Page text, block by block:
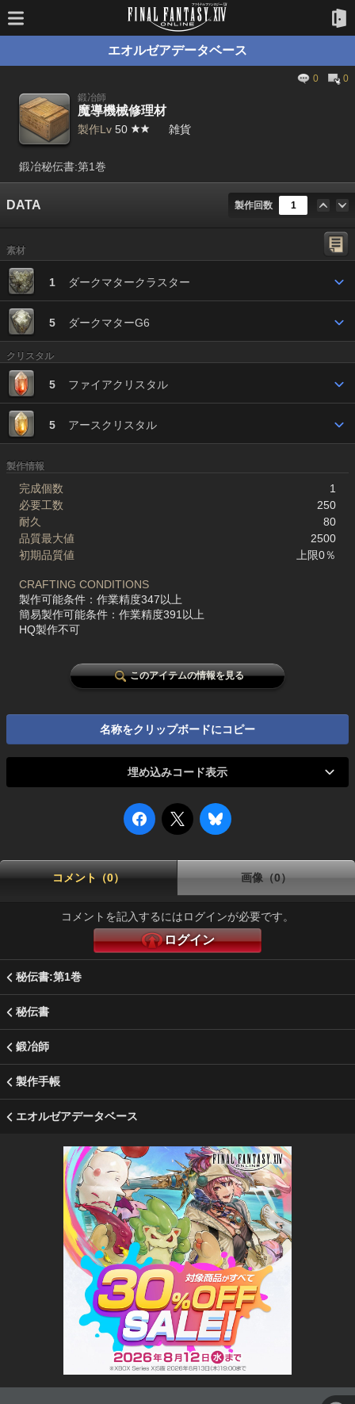
エオルゼアデータベース
0
0
鍛冶師
魔導機械修理材
製作Lv 50 雑貨
鍛冶秘伝書:第1巻
DATA 製作回数
素材
1 ダークマタークラスター
5 ダークマターG6
クリスタル
5 ファイアクリスタル
5 アースクリスタル
製作情報
完成個数
1
必要工数
250
耐久
80
品質最大値
2500
初期品質値
上限0％
CRAFTING CONDITIONS
製作可能条件：作業精度347以上
簡易製作可能条件：作業精度391以上
HQ製作不可
このアイテムの情報を見る
名称をクリップボードにコピー
埋め込みコード表示
コメント（0） 画像（0）
コメントを記入するにはログインが必要です。
ログイン
秘伝書:第1巻
秘伝書
鍛冶師
製作手帳
エオルゼアデータベース